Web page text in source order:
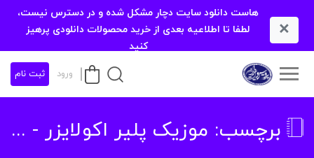
×
هاست دانلود سایت دچار مشکل شده و در دسترس نیست،
لطفا تا اطلاعیه بعدی از خرید محصولات دانلودی پرهیز
کنید
ورود ثبت نام
برچسب: موزیک پلیر اکولایزر - شماره 7 یاد